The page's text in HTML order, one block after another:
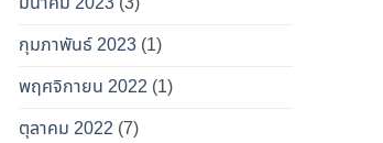
กุมภาพันธ์ 2023 (1)
พฤศจิกายน 2022 (1)
ตุลาคม 2022 (7)